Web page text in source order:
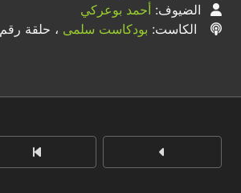
الضيوف: أحمد بوعركي
الكاست: بودكاست سلمى ، حلقة رقم ٦